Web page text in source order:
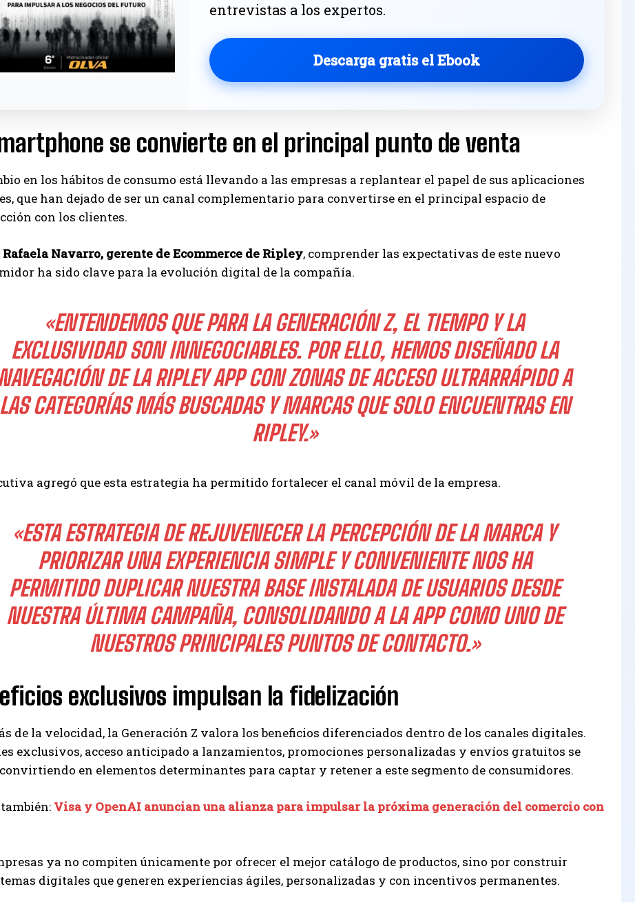
entrevistas a los expertos.
Descarga gratis el Ebook
se convierte en el principal punto de venta
en los hábitos de consumo está llevando a las empresas a replantear el papel de sus aplicaciones
que han dejado de ser un canal complementario para convertirse en el principal espacio de
con los clientes.
Rafaela Navarro, gerente de Ecommerce de Ripley, comprender las expectativas de este nuevo
ha sido clave para la evolución digital de la compañía.
«ENTENDEMOS QUE PARA LA GENERACIÓN Z, EL TIEMPO Y LA
EXCLUSIVIDAD SON INNEGOCIABLES. POR ELLO, HEMOS DISEÑADO LA
DE LA RIPLEY APP CON ZONAS DE ACCESO ULTRARRÁPIDO A
LAS CATEGORÍAS MÁS BUSCADAS Y MARCAS QUE SOLO ENCUENTRAS EN
RIPLEY.»
agregó que esta estrategia ha permitido fortalecer el canal móvil de la empresa.
«ESTA ESTRATEGIA DE REJUVENECER LA PERCEPCIÓN DE LA MARCA Y
PRIORIZAR UNA EXPERIENCIA SIMPLE Y CONVENIENTE NOS HA
PERMITIDO DUPLICAR NUESTRA BASE INSTALADA DE USUARIOS DESDE
NUESTRA ÚLTIMA CAMPAÑA, CONSOLIDANDO A LA APP COMO UNO DE
NUESTROS PRINCIPALES PUNTOS DE CONTACTO.»
exclusivos impulsan la fidelización
de la velocidad, la Generación Z valora los beneficios diferenciados dentro de los canales digitales.
exclusivos, acceso anticipado a lanzamientos, promociones personalizadas y envíos gratuitos se
en elementos determinantes para captar y retener a este segmento de consumidores.
también: Visa y OpenAI anuncian una alianza para impulsar la próxima generación del comercio con
ya no compiten únicamente por ofrecer el mejor catálogo de productos, sino por construir
digitales que generen experiencias ágiles, personalizadas y con incentivos permanentes.